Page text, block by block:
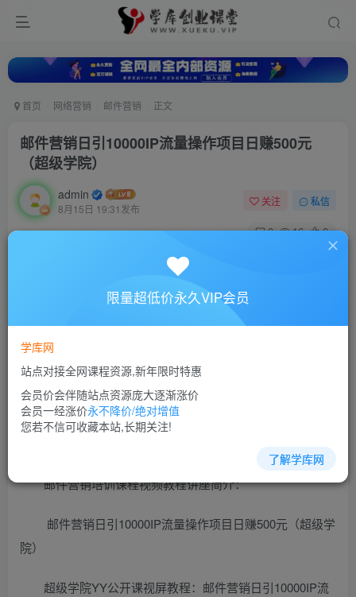
首页 网络营销 邮件营销 正文
邮件营销日引10000IP流量操作项目日赚500元
（超级学院）
admin
8月15日 19:31发布
关注 私信
0 16 0
邮件营销日引10000IP流量操作项目日赚500元（超级学院）
此内容为付费资源，请付费后查看
10
立即购买
您当前未登录！建议登陆后购买，可保存购买订单
邮件营销培训课程视频教程讲座简介：
邮件营销日引10000IP流量操作项目日赚500元（超级学
院）
超级学院YY公开课视屏教程：邮件营销日引10000IP流
限量超低价永久VIP会员
学库网
站点对接全网课程资源,新年限时特惠
会员价会伴随站点资源庞大逐渐涨价
会员一经涨价永不降价/绝对增值
您若不信可收藏本站,长期关注!
了解学库网